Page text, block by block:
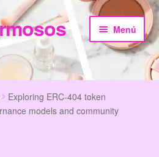
Menú
Exploring ERC-404 token
models and community